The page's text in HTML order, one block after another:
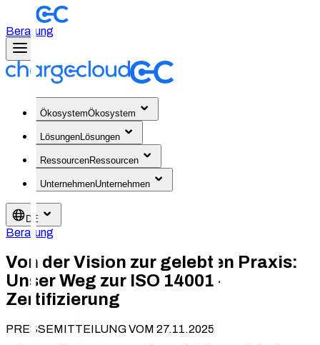
Beratung
ÖkosystemÖkosystem
LösungenLösungen
RessourcenRessourcen
UnternehmenUnternehmen
DE
Beratung
Von der Vision zur gelebten Praxis:
Unser Weg zur ISO 14001-
Zertifizierung
PRESSEMITTEILUNG VOM 27.11.2025